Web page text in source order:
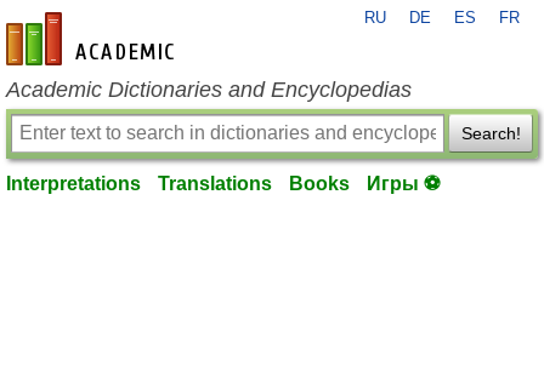
en-academic.com
RU DE ES FR
Academic Dictionaries and Encyclopedias
Search!
Interpretations Translations Books Игры ⚽